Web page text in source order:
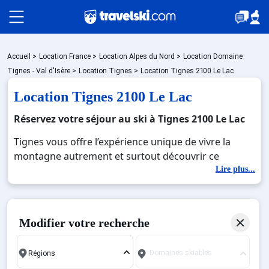
Packages
🚆Train de nuit
Stations
Hébergements
Bons plans
Accueil > Location France > Location Alpes du Nord > Location Domaine
Tignes - Val d'Isère > Location Tignes > Location Tignes 2100 Le Lac
Location Tignes 2100 Le Lac
Réservez votre séjour au ski à Tignes 2100 Le Lac
Tignes vous offre l’expérience unique de vivre la
montagne autrement et surtout découvrir ce
quartier de Tignes : Le lac. Que vous soyez un adepte
du 100% ski, des vacances en famille, de
l'authenticité ou de la fête jusqu'au bout de la nuit, la
pour vous aider à choisir le quartier qui vous
programme idéal de vos vacances comporte à la fois
Lire plus...
Modifier votre recherche
Domaines skiables